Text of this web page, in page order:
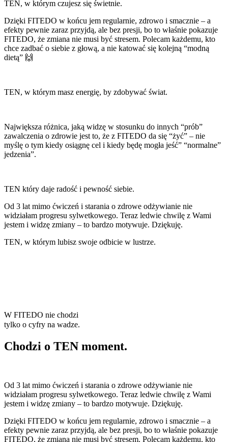
TEN, w którym czujesz się świetnie.
Dzięki FITEDO w końcu jem regularnie, zdrowo i smacznie – a
efekty pewnie zaraz przyjdą, ale bez presji, bo to właśnie pokazuje
FITEDO, że zmiana nie musi być stresem. Polecam każdemu, kto
chce zadbać o siebie z głową, a nie katować się kolejną “modną
dietą” 🙌
TEN, w którym masz energię, by zdobywać świat.
Największa różnica, jaką widzę w stosunku do innych “prób”
zawalczenia o zdrowie jest to, że z FITEDO da się “żyć” – nie
myślę o tym kiedy osiągnę cel i kiedy będę mogła jeść” “normalne”
jedzenia”.
TEN który daje radość i pewność siebie.
Od 3 lat mimo ćwiczeń i starania o zdrowe odżywianie nie
widziałam progresu sylwetkowego. Teraz ledwie chwilę z Wami
jestem i widzę zmiany – to bardzo motywuje. Dziękuję.
TEN, w którym lubisz swoje odbicie w lustrze.
W FITEDO nie chodzi
tylko o cyfry na wadze.
Chodzi o TEN moment.
Od 3 lat mimo ćwiczeń i starania o zdrowe odżywianie nie
widziałam progresu sylwetkowego. Teraz ledwie chwilę z Wami
jestem i widzę zmiany – to bardzo motywuje. Dziękuję.
Dzięki FITEDO w końcu jem regularnie, zdrowo i smacznie – a
efekty pewnie zaraz przyjdą, ale bez presji, bo to właśnie pokazuje
FITEDO, że zmiana nie musi być stresem. Polecam każdemu, kto